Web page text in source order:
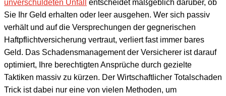
unverschuldeten Unfall
entscheidet maßgeblich darüber, ob
Sie Ihr Geld erhalten oder leer ausgehen. Wer sich passiv
verhält und auf die Versprechungen der gegnerischen
Haftpflichtversicherung vertraut, verliert fast immer bares
Geld. Das Schadensmanagement der Versicherer ist darauf
optimiert, Ihre berechtigten Ansprüche durch gezielte
Taktiken massiv zu kürzen. Der Wirtschaftlicher Totalschaden
Trick ist dabei nur eine von vielen Methoden, um